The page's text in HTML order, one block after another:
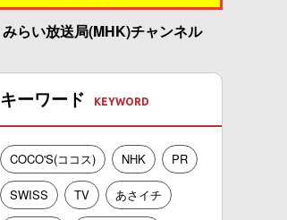
みらい放送局(MHK)チャンネル
キーワード
COCO'S(ココス) NHK PR
SWISS TV あさイチ